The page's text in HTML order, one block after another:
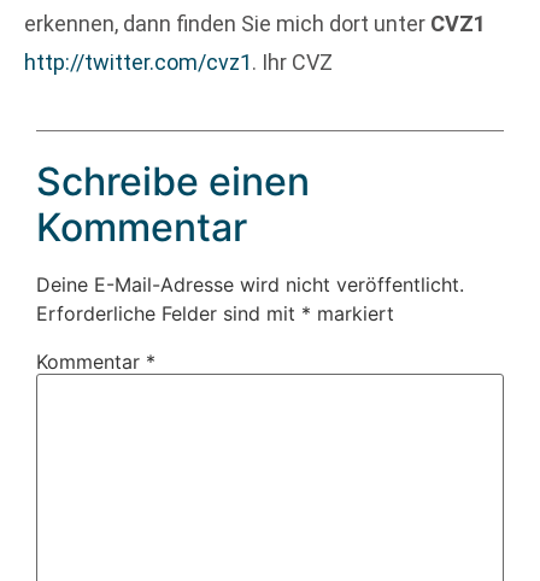
erkennen, dann finden Sie mich dort unter CVZ1
http://twitter.com/cvz1. Ihr CVZ
Schreibe einen
Kommentar
Deine E-Mail-Adresse wird nicht veröffentlicht.
Erforderliche Felder sind mit * markiert
Kommentar *